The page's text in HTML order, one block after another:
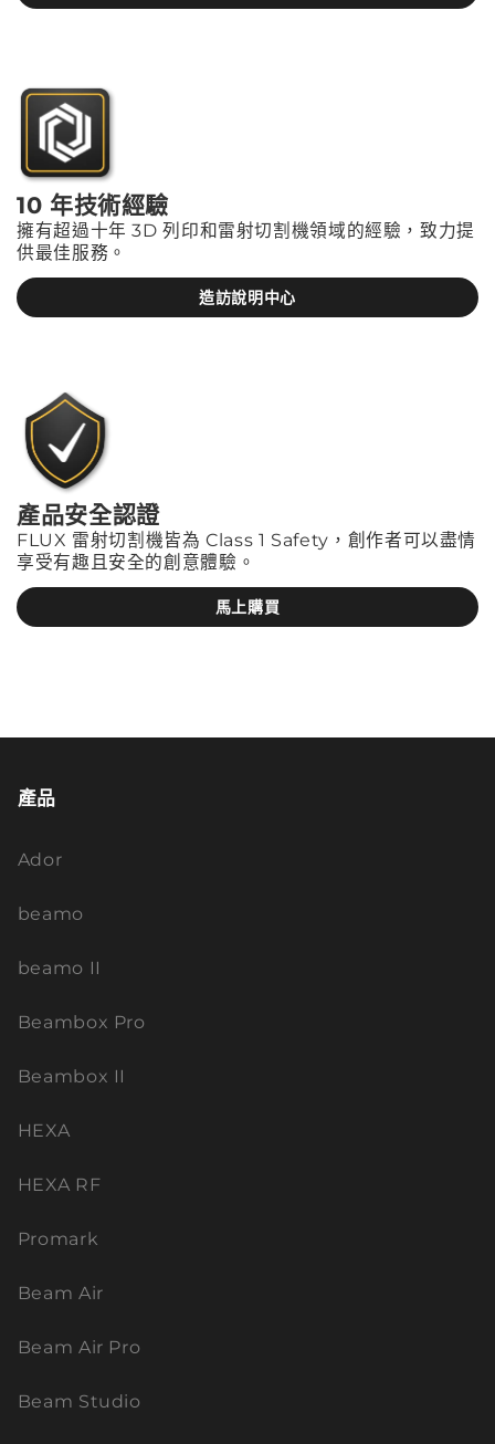
10 年技術經驗
擁有超過十年 3D 列印和雷射切割機領域的經驗，致力提
供最佳服務。
造訪說明中心
產品安全認證
FLUX 雷射切割機皆為 Class 1 Safety，創作者可以盡情
享受有趣且安全的創意體驗。
馬上購買
產品
Ador
beamo
beamo II
Beambox Pro
Beambox II
HEXA
HEXA RF
Promark
Beam Air
Beam Air Pro
Beam Studio